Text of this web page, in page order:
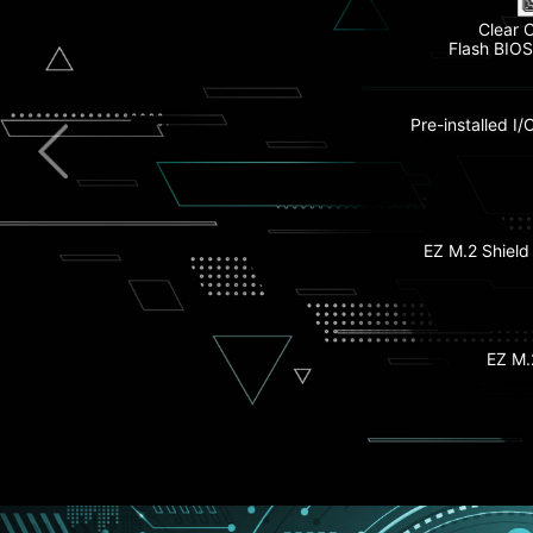
Extended
M.2
6-Layer
Lightning
Clear
Flash
Pre-installed I/
EZ M.2
EZ